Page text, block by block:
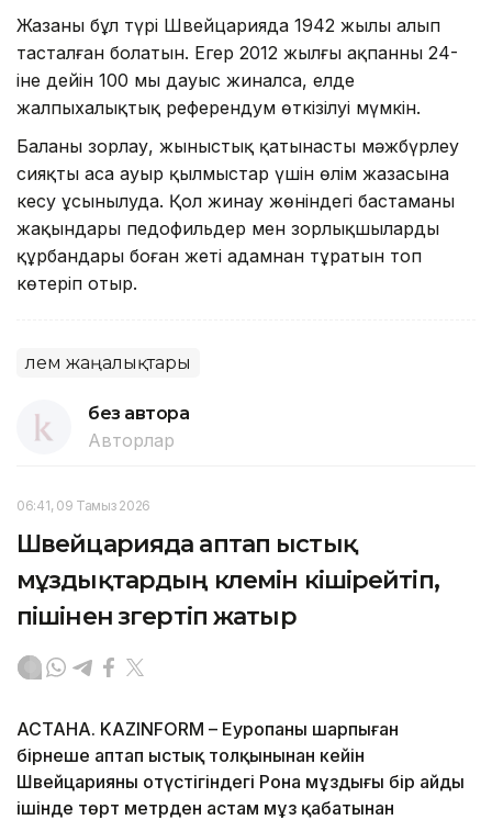
Жазаның бұл түрі Швейцарияда 1942 жылы алып
тасталған болатын. Егер 2012 жылғы ақпанның 24-
іне дейін 100 мың дауыс жиналса, елде
жалпыхалықтық референдум өткізілуі мүмкін.
Баланы зорлау, жыныстық қатынасты мәжбүрлеу
сияқты аса ауыр қылмыстар үшін өлім жазасына
кесу ұсынылуда. Қол жинау жөніндегі бастаманы
жақындары педофильдер мен зорлықшылардың
құрбандары боған жеті адамнан тұратын топ
көтеріп отыр.
Әлем жаңалықтары
без автора
Авторлар
06:41, 09 Тамыз 2026
Швейцарияда аптап ыстық
мұздықтардың көлемін кішірейтіп,
пішінен өзгертіп жатыр
АСТАНА. KAZINFORM – Еуропаны шарпыған
бірнеше аптап ыстық толқынынан кейін
Швейцарияның оңтүстігіндегі Рона мұздығы бір айдың
ішінде төрт метрден астам мұз қабатынан